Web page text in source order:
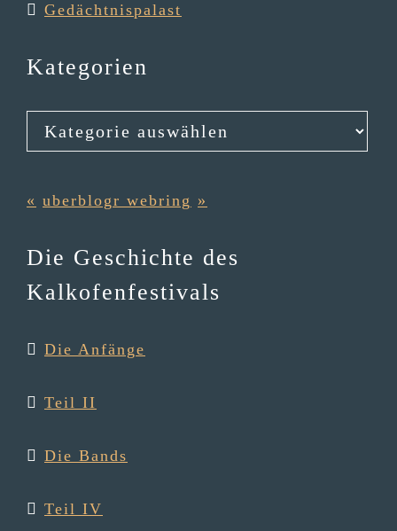
Gedächt­nis­pa­last
Kategorien
Kategorien
« uberblogr webring »
Die Geschichte des
Kalkofenfestivals
Die Anfänge
Teil II
Die Bands
Teil IV